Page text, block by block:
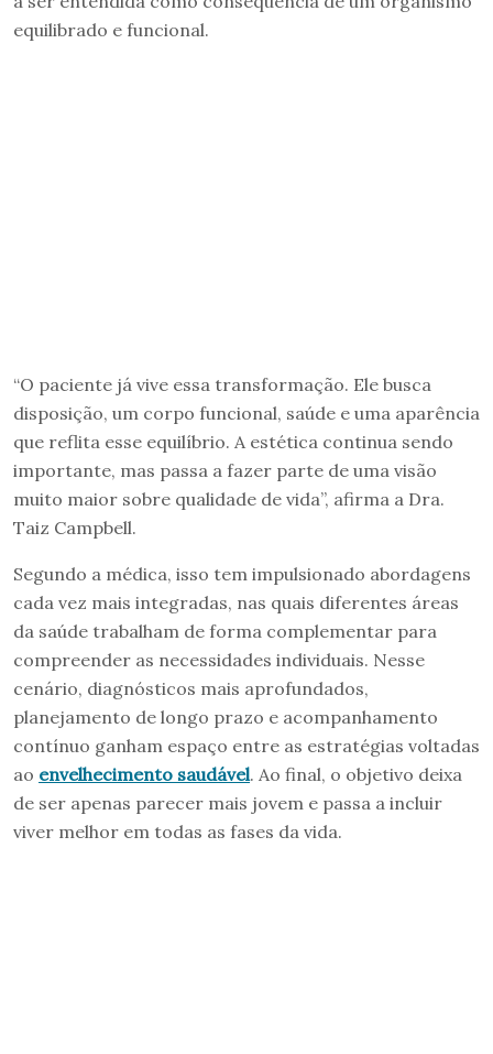
equilibrado e funcional.
“O paciente já vive essa transformação. Ele busca
disposição, um corpo funcional, saúde e uma aparência
que reflita esse equilíbrio. A estética continua sendo
importante, mas passa a fazer parte de uma visão
muito maior sobre qualidade de vida”, afirma a Dra.
Taiz Campbell.
Segundo a médica, isso tem impulsionado abordagens
cada vez mais integradas, nas quais diferentes áreas
da saúde trabalham de forma complementar para
compreender as necessidades individuais. Nesse
cenário, diagnósticos mais aprofundados,
planejamento de longo prazo e acompanhamento
contínuo ganham espaço entre as estratégias voltadas
ao envelhecimento saudável. Ao final, o objetivo deixa
de ser apenas parecer mais jovem e passa a incluir
viver melhor em todas as fases da vida.